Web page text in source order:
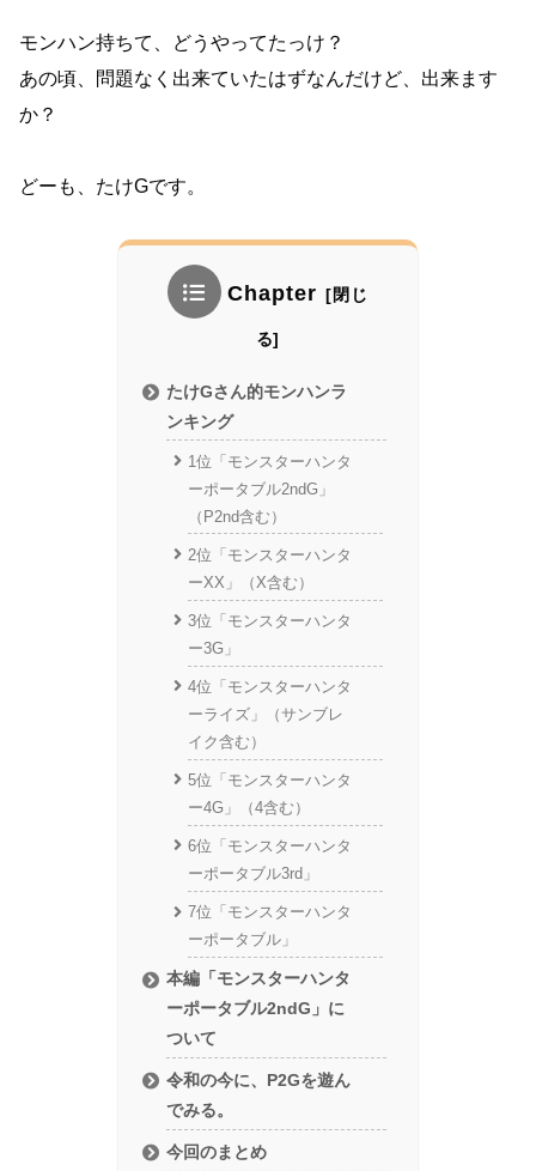
モンハン持ちて、どうやってたっけ？
あの頃、問題なく出来ていたはずなんだけど、出来ます
か？
どーも、たけGです。
Chapter
たけGさん的モンハンラ
ンキング
1位「モンスターハンタ
ーポータブル2ndG」
（P2nd含む）
2位「モンスターハンタ
ーXX」（X含む）
3位「モンスターハンタ
ー3G」
4位「モンスターハンタ
ーライズ」（サンブレ
イク含む）
5位「モンスターハンタ
ー4G」（4含む）
6位「モンスターハンタ
ーポータブル3rd」
7位「モンスターハンタ
ーポータブル」
本編「モンスターハンタ
ーポータブル2ndG」に
ついて
令和の今に、P2Gを遊ん
でみる。
今回のまとめ